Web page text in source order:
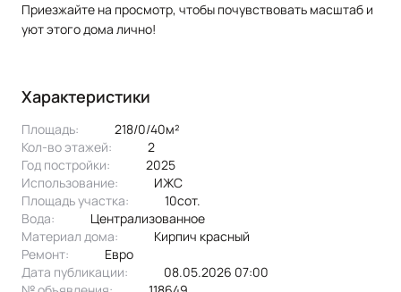
Приезжайте на просмотр, чтобы почувствовать масштаб и
уют этого дома лично!
Характеристики
Площадь:
218/0/40м²
Кол-во этажей:
2
Год постройки:
2025
Использование:
ИЖС
Площадь участка:
10сот.
Вода:
централизованное
Материал дома:
кирпич красный
Ремонт:
Евро
Дата публикации:
08.05.2026 07:00